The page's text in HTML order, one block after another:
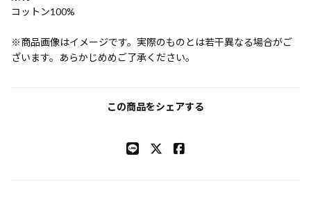
コットン100%
※商品画像はイメージです。実際のものとは若干異なる場合がご
ざいます。あらかじめめご了承ください。
この商品をシェアする